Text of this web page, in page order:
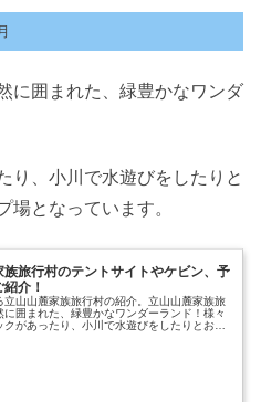
に囲まれた、緑豊かなワンダ
り、小川で水遊びをしたりと
場となっています。
族旅行村のテントサイトやケビン、予
介！
立山山麓家族旅行村の紹介。立山山麓家族旅
に囲まれた、緑豊かなワンダーランド！様々
クがあったり、小川で水遊びをしたりとお子